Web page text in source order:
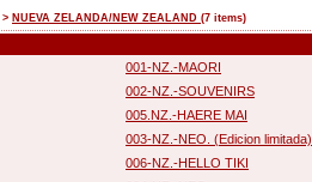
> NUEVA ZELANDA/NEW ZEALAND (7 items)
001-NZ.-MAORI
002-NZ.-SOUVENIRS
005.NZ.-HAERE MAI
003-NZ.-NEO. (Edicion limitada)
006-NZ.-HELLO TIKI